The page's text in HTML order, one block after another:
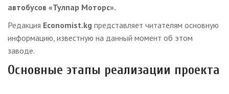
автобусов «Тулпар Моторс».
Редакция Economist.kg представляет читателям основную
информацию, известную на данный момент об этом
заводе.
Основные этапы реализации проекта